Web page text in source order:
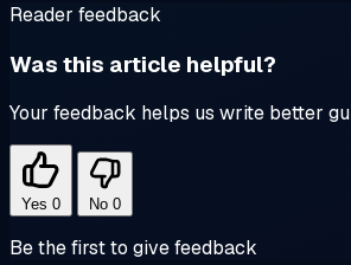
Reader feedback
Was this article helpful?
Your feedback helps us write better
Yes 0 No 0
Be the first to give feedback